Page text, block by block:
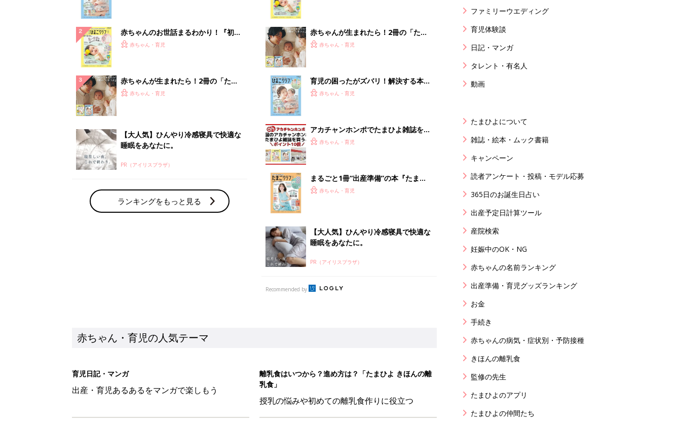
赤ちゃんのお世話まるわかり！『初め
てのひよこクラブ 夏号』〈巻頭大特
赤ちゃん・育児
赤ちゃんが生まれたら！2冊の「たま
ひよ」
赤ちゃん・育児
【大人気】ひんやり冷感寝具で快適な
睡眠をあなたに。
PR（アイリスプラザ）
ランキングをもっと見る
赤ちゃんが生まれたら！2冊の「たま
ひよ」
赤ちゃん・育児
育児の困ったがズバリ！解決する本
『ひよこクラブ 秋号』 4カ月～2才
赤ちゃん・育児
アカチャンホンポでたまひよ雑誌を買
うとポイント10倍【期間限定】
赤ちゃん・育児
まるごと1冊“出産準備”の本『たまご
クラブ 夏号』〈スペシャル大特集〉
赤ちゃん・育児
【大人気】ひんやり冷感寝具で快適な
睡眠をあなたに。
PR（アイリスプラザ）
Recommended by
赤ちゃん・育児の人気テーマ
育児日記・マンガ
出産・育児あるあるをマンガで楽しもう
離乳食はいつから？進め方は？「たまひよ きほんの離
乳食」
授乳の悩みや初めての離乳食作りに役立つ
ファミリーウエディング
育児体験談
日記・マンガ
タレント・有名人
動画
たまひよについて
雑誌・絵本・ムック書籍
キャンペーン
読者アンケート・投稿・モデル応募
365日のお誕生日占い
出産予定日計算ツール
産院検索
妊娠中のOK・NG
赤ちゃんの名前ランキング
出産準備・育児グッズランキング
お金
手続き
赤ちゃんの病気・症状別・予防接種
きほんの離乳食
監修の先生
たまひよのアプリ
たまひよの仲間たち